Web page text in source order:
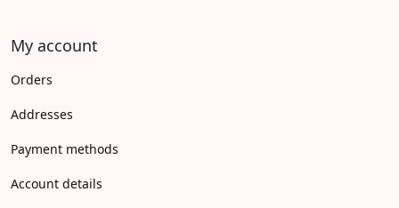
My account
Orders
Addresses
Payment methods
Account details